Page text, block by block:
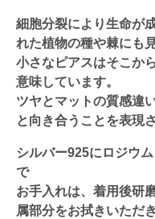
細胞分裂により生命が
れた植物の種や棘にも
小さなピアスはそこか
意味しています。
ツヤとマットの質感違
と向き合うことを表現
シルバー925にロジウ
で
お手入れは、着用後研
属部分をお拭きいただ